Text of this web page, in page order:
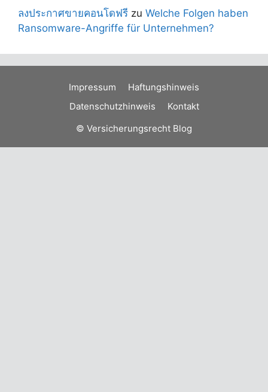
ลงประกาศขายคอนโดฟรี zu Welche Folgen haben
Ransomware-Angriffe für Unternehmen?
Impressum
Haftungshinweis
Datenschutzhinweis
Kontakt
© Versicherungsrecht Blog